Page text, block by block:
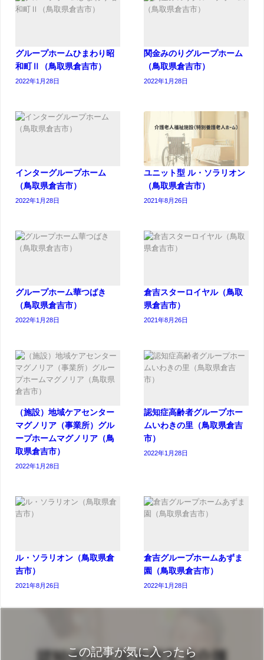
グループホームひまわり昭
和町Ⅱ（鳥取県倉吉市）
2022年1月28日
関金みのりグループホーム
（鳥取県倉吉市）
2022年1月28日
インターグループホーム
（鳥取県倉吉市）
2022年1月28日
ユニット型 ル・ソラリオン
（鳥取県倉吉市）
2021年8月26日
グループホーム華つばき
（鳥取県倉吉市）
2022年1月28日
倉吉スターロイヤル（鳥取
県倉吉市）
2021年8月26日
（施設）地域ケアセンター
マグノリア（事業所）グル
ープホームマグノリア（鳥
取県倉吉市）
2022年1月28日
認知症高齢者グループホー
ムいわきの里（鳥取県倉吉
市）
2022年1月28日
ル・ソラリオン（鳥取県倉
吉市）
2021年8月26日
倉吉グループホームあずま
園（鳥取県倉吉市）
2022年1月28日
この記事が気に入ったら